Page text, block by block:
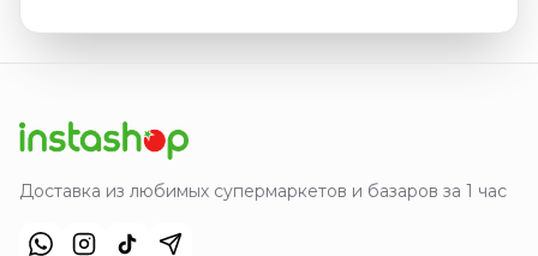
Доставка из любимых супермаркетов и базаров за 1 час